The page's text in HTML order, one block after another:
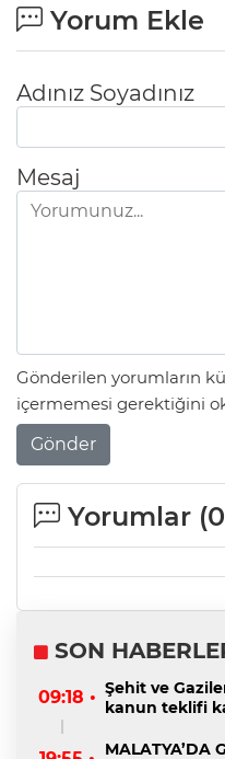
Yorum Ekle
Adınız Soyadınız
Mesaj
Gönderilen yorumların
içermemesi gerektiğini
Gönder
Yorumlar (0
SON
09:18 • Şehit ve
kanun teklifi
MALATYA’DA